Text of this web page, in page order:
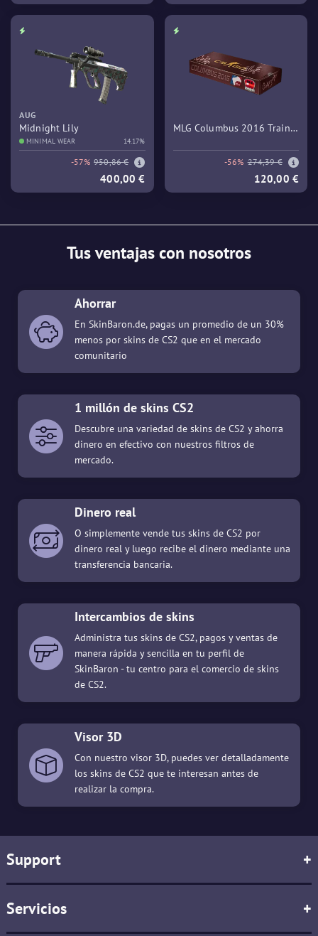
AUG
Midnight Lily
MINIMAL WEAR 14.17%
-57% 950,86 €
400,00 €
MLG Columbus 2016 Train
-56% 274,39 €
120,00 €
Tus ventajas con nosotros
Ahorrar
En SkinBaron.de, pagas un promedio de un 30%
menos por skins de CS2 que en el mercado
comunitario
1 millón de skins CS2
Descubre una variedad de skins de CS2 y ahorra
dinero en efectivo con nuestros filtros de
mercado.
Dinero real
O simplemente vende tus skins de CS2 por
dinero real y luego recibe el dinero mediante una
transferencia bancaria.
Intercambios de skins
Administra tus skins de CS2, pagos y ventas de
manera rápida y sencilla en tu perfil de
SkinBaron - tu centro para el comercio de skins
de CS2.
Visor 3D
Con nuestro visor 3D, puedes ver detalladamente
los skins de CS2 que te interesan antes de
realizar la compra.
Support +
Servicios +